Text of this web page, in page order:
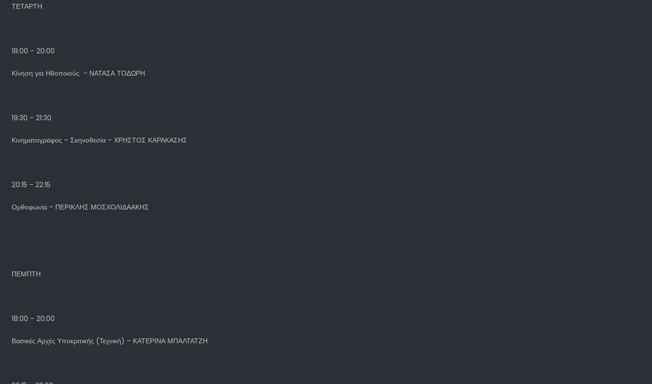
ΤΕΤΑΡΤΗ
18:00 – 20:00
Κίνηση για Ηθοποιούς - ΝΑΤΑΣΑ ΤΟΔΩΡΗ
19:30 – 21:30
Κινηματογράφος – Σκηνοθεσία – ΧΡΗΣΤΟΣ ΚΑΡΑΚΑΣΗΣ
20:15 – 22:15
Ορθοφωνία – ΠΕΡΙΚΛΗΣ ΜΟΣΧΟΛΙΔΑΑΚΗΣ
ΠΕΜΠΤΗ
18:00 – 20:00
Βασικές Αρχές Υποκριτικής (Τεχνική) – ΚΑΤΕΡΙΝΑ ΜΠΑΛΤΑΤΖΗ